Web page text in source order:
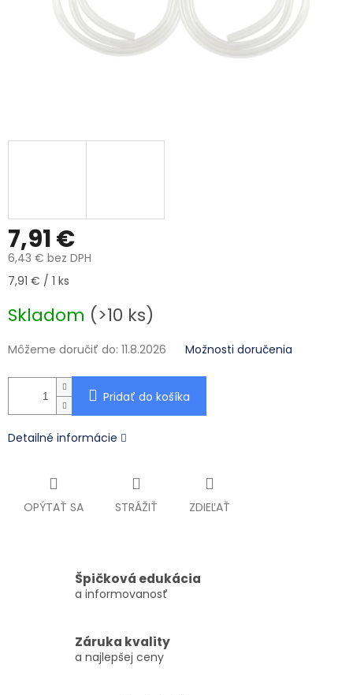
7,91 €
6,43 € bez DPH
Jednotková cena:
7,91 € / 1 ks
Skladom (>10 ks)
Môžeme doručiť do: 11.8.2026 Možnosti doručenia
Pridať do košíka
Detailné informácie
OPÝTAŤ SA STRÁŽIŤ ZDIEĽAŤ
Špičková edukácia
a informovanosť
Záruka kvality
a najlepšej ceny